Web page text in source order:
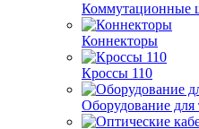
Коммутационные
Коннекторы
Кроссы 110
Оборудование для